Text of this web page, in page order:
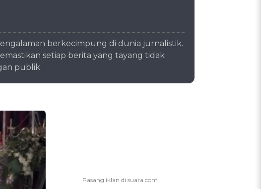
berkecimpung di dunia jurnalistik.
setiap berita yang tayang tidak
publik.